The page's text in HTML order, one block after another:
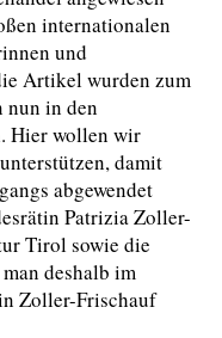
internationalen
und
Artikel wurden zum
nun in den
Hier wollen wir
damit
abgewendet
Patrizia Zoller-
Tirol sowie die
deshalb im
Zoller-Frischauf